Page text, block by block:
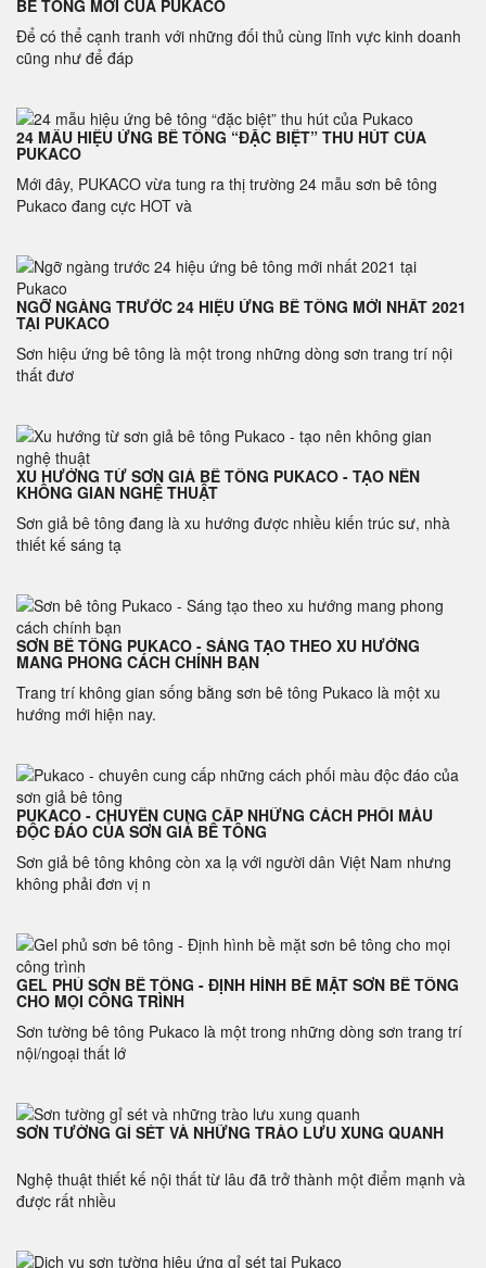
BÊ TÔNG MỚI CỦA PUKACO
Để có thể cạnh tranh với những đối thủ cùng lĩnh vực kinh doanh
cũng như để đáp
24 MẪU HIỆU ỨNG BÊ TÔNG “ĐẶC BIỆT” THU HÚT CỦA
PUKACO
Mới đây, PUKACO vừa tung ra thị trường 24 mẫu sơn bê tông
Pukaco đang cực HOT và
NGỠ NGÀNG TRƯỚC 24 HIỆU ỨNG BÊ TÔNG MỚI NHẤT 2021
TẠI PUKACO
Sơn hiệu ứng bê tông là một trong những dòng sơn trang trí nội
thất đươ
XU HƯỚNG TỪ SƠN GIẢ BÊ TÔNG PUKACO - TẠO NÊN
KHÔNG GIAN NGHỆ THUẬT
Sơn giả bê tông đang là xu hướng được nhiều kiến ​​trúc sư, nhà
thiết kế sáng tạ
SƠN BÊ TÔNG PUKACO - SÁNG TẠO THEO XU HƯỚNG
MANG PHONG CÁCH CHÍNH BẠN
Trang trí không gian sống bằng sơn bê tông Pukaco là một xu
hướng mới hiện nay.
PUKACO - CHUYÊN CUNG CẤP NHỮNG CÁCH PHỐI MÀU
ĐỘC ĐÁO CỦA SƠN GIẢ BÊ TÔNG
Sơn giả bê tông không còn xa lạ với người dân Việt Nam nhưng
không phải đơn vị n
GEL PHỦ SƠN BÊ TÔNG - ĐỊNH HÌNH BỀ MẶT SƠN BÊ TÔNG
CHO MỌI CÔNG TRÌNH
Sơn tường bê tông Pukaco là một trong những dòng sơn trang trí
nội/ngoại thất lớ
SƠN TƯỜNG GỈ SÉT VÀ NHỮNG TRÀO LƯU XUNG QUANH
Nghệ thuật thiết kế nội thất từ lâu đã trở thành một điểm mạnh và
được rất nhiều